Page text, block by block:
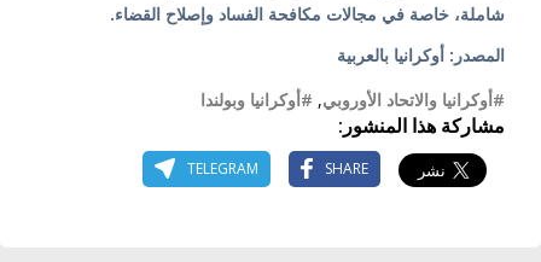
شاملة، خاصة في مجالات مكافحة الفساد وإصلاح القضاء.
المصدر: أوكرانيا بالعربية
#أوكرانيا والاتحاد الأوروبي, #أوكرانيا وبولندا
مشاركة هذا المنشور:
SHARE
TELEGRAM